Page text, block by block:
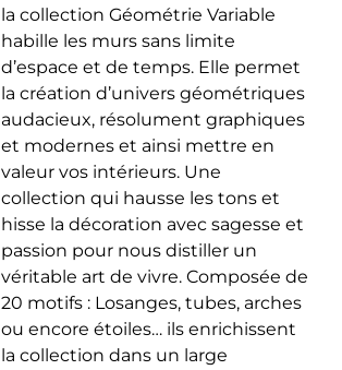
la collection Géométrie Variable
habille les murs sans limite
d’espace et de temps. Elle permet
la création d’univers géométriques
audacieux, résolument graphiques
et modernes et ainsi mettre en
valeur vos intérieurs. Une
collection qui hausse les tons et
hisse la décoration avec sagesse et
passion pour nous distiller un
véritable art de vivre. Composée de
20 motifs : Losanges, tubes, arches
ou encore étoiles… ils enrichissent
la collection dans un large